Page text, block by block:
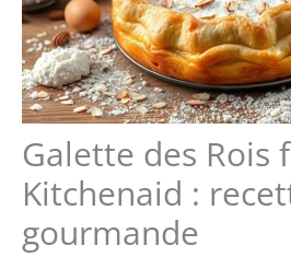
Galette des Rois
Kitchenaid :
gourmande